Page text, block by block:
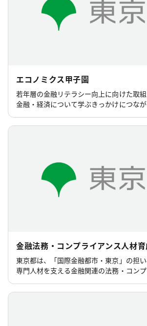
エコノミクス甲子園
若年層の金融リテラシー向上に向けた取
金融・経済について学ぶきっかけにつな
NPO法人金融知力普及協会）」の東京大
金融法務・コンプライアンス人材
東京都は、「国際金融都市・東京」の担
専門人材を支える金融関連の法務・コン